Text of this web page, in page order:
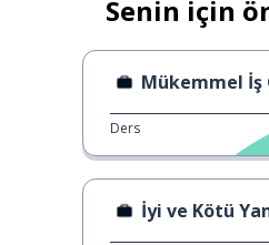
Senin için
Mükemmel İş
Ders
İyi ve Kötü